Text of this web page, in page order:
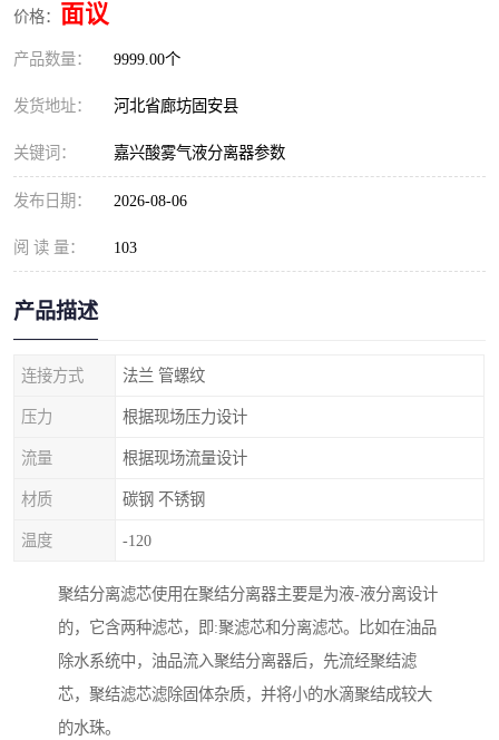
价格： 面议
产品数量： 9999.00个
发货地址： 河北省廊坊固安县
关键词： 嘉兴酸雾气液分离器参数
发布日期： 2026-08-06
阅 读 量： 103
产品描述
连接方式 法兰 管螺纹
压力 根据现场压力设计
流量 根据现场流量设计
材质 碳钢 不锈钢
温度 -120
聚结分离滤芯使用在聚结分离器主要是为液-液分离设计
的，它含两种滤芯，即:聚滤芯和分离滤芯。比如在油品
除水系统中，油品流入聚结分离器后，先流经聚结滤
芯，聚结滤芯滤除固体杂质，并将小的水滴聚结成较大
的水珠。